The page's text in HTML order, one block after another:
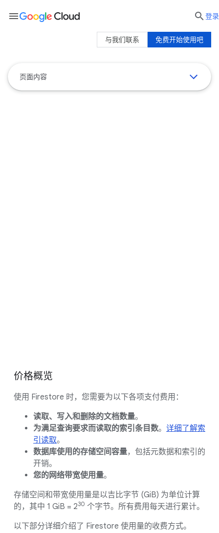
页面内容
价格概览
使用 Firestore 时，您需要为以下各项支付费用：
读取、写入和删除的文档数量。
为满足查询要求而读取的索引条目数。 详细了解索
引读取。
数据库使用的存储空间容量，包括元数据和索引的
开销。
您的网络带宽使用量。
存储空间和带宽使用量是以吉比字节 (GiB) 为单位计算
的，其中 1 GiB = 230 个字节。所有费用每天进行累计。
以下部分详细介绍了 Firestore 使用量的收费方式。
menu  登录
免费开始使用吧
与我们联系